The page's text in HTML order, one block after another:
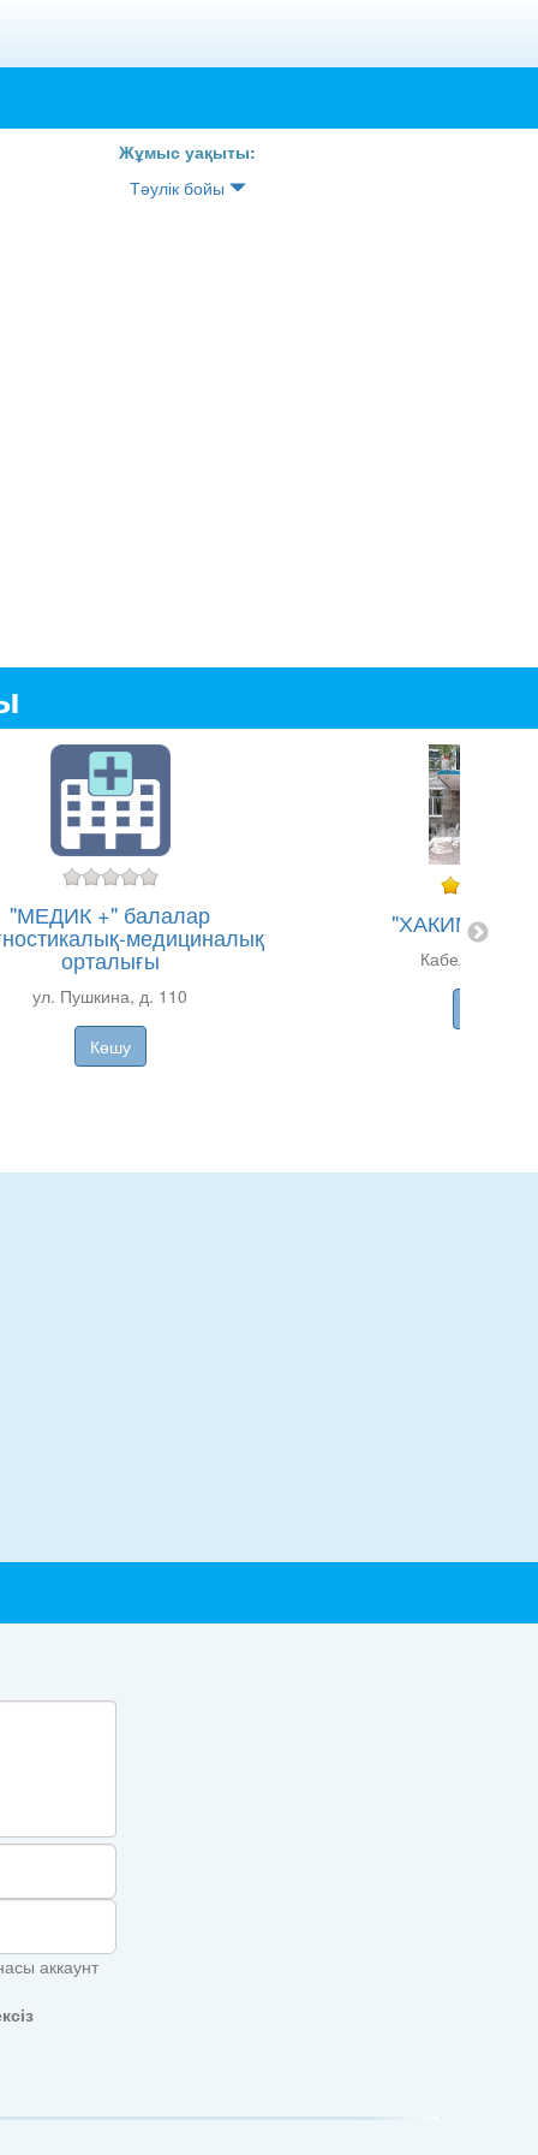
Жұмыс уақыты:
Тәулік бойы
"МЕДИК +" балалар
медициналық
орталығы
ул. Пушкина, д. 110
Көшу
"ХАКИМ"
Кабельный к-
аккаунт